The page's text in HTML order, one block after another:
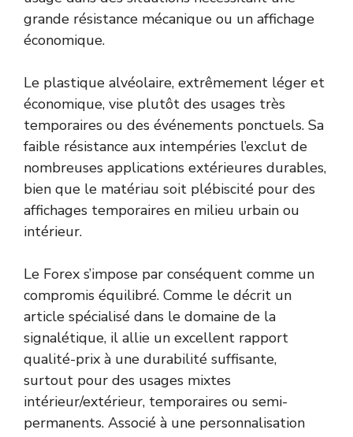
grande résistance mécanique ou un affichage
économique.
Le plastique alvéolaire, extrêmement léger et
économique, vise plutôt des usages très
temporaires ou des événements ponctuels. Sa
faible résistance aux intempéries l’exclut de
nombreuses applications extérieures durables,
bien que le matériau soit plébiscité pour des
affichages temporaires en milieu urbain ou
intérieur.
Le Forex s’impose par conséquent comme un
compromis équilibré. Comme le décrit un
article spécialisé dans le domaine de la
signalétique, il allie un excellent rapport
qualité-prix à une durabilité suffisante,
surtout pour des usages mixtes
intérieur/extérieur, temporaires ou semi-
permanents. Associé à une personnalisation